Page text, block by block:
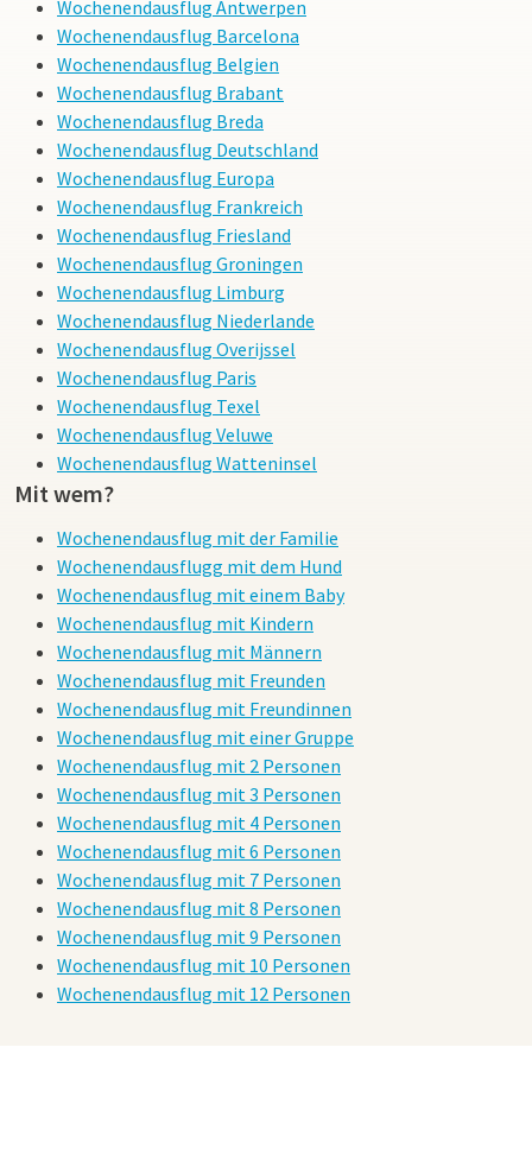
Wochenendausflug Antwerpen
Wochenendausflug Barcelona
Wochenendausflug Belgien
Wochenendausflug Brabant
Wochenendausflug Breda
Wochenendausflug Deutschland
Wochenendausflug Europa
Wochenendausflug Frankreich
Wochenendausflug Friesland
Wochenendausflug Groningen
Wochenendausflug Limburg
Wochenendausflug Niederlande
Wochenendausflug Overijssel
Wochenendausflug Paris
Wochenendausflug Texel
Wochenendausflug Veluwe
Wochenendausflug Watteninsel
Mit wem?
Wochenendausflug mit der Familie
Wochenendausflugg mit dem Hund
Wochenendausflug mit einem Baby
Wochenendausflug mit Kindern
Wochenendausflug mit Männern
Wochenendausflug mit Freunden
Wochenendausflug mit Freundinnen
Wochenendausflug mit einer Gruppe
Wochenendausflug mit 2 Personen
Wochenendausflug mit 3 Personen
Wochenendausflug mit 4 Personen
Wochenendausflug mit 6 Personen
Wochenendausflug mit 7 Personen
Wochenendausflug mit 8 Personen
Wochenendausflug mit 9 Personen
Wochenendausflug mit 10 Personen
Wochenendausflug mit 12 Personen